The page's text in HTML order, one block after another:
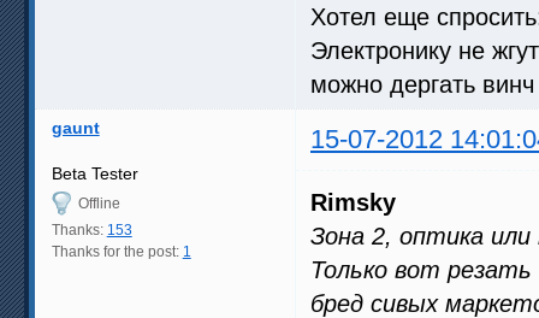
Хотел еще
Электронику не
можно дергать
gaunt 15-07-2012
Beta Tester
Offline
Thanks: 153
Thanks for the post: 1
Rimsky
Зона 2, оптика
Только вот
бред сивых